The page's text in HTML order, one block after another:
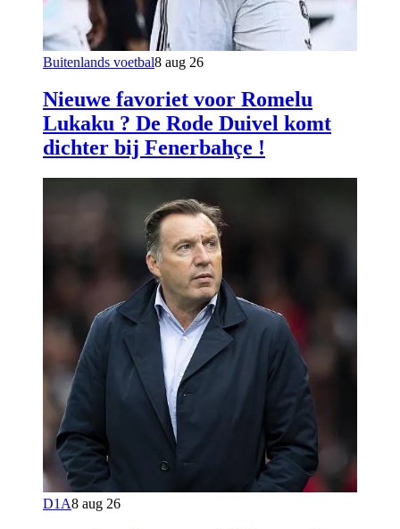
Buitenlands voetbal8 aug 26
Nieuwe favoriet voor Romelu
Lukaku ? De Rode Duivel komt
dichter bij Fenerbahçe !
D1A8 aug 26